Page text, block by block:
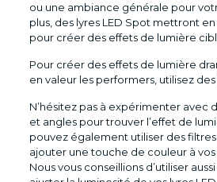
ou une ambiance générale pour
plus, des lyres LED Spot mettront
pour créer des effets de lumière
Pour créer des effets de lumière
en valeur les performers, utilisez des
N’hésitez pas à expérimenter avec
et angles pour trouver l’effet de
pouvez également utiliser des
ajouter une touche de couleur à
Nous vous conseillions d’utiliser